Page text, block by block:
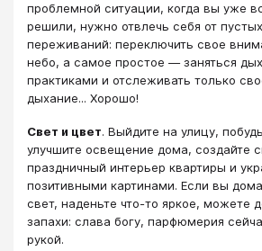
проблемной ситуации, когда вы уже
решили, нужно отвлечь себя от
переживаний: переключить свое
небо, а самое простое — заняться
практиками и отслеживать только
дыхание... Хорошо!
Свет и цвет. Выйдите на улицу,
улучшите освещение дома, создайте
праздничный интерьер квартиры и
позитивными картинами. Если вы
свет, наденьте что-то яркое, можете
запахи: слава богу, парфюмерия
рукой.